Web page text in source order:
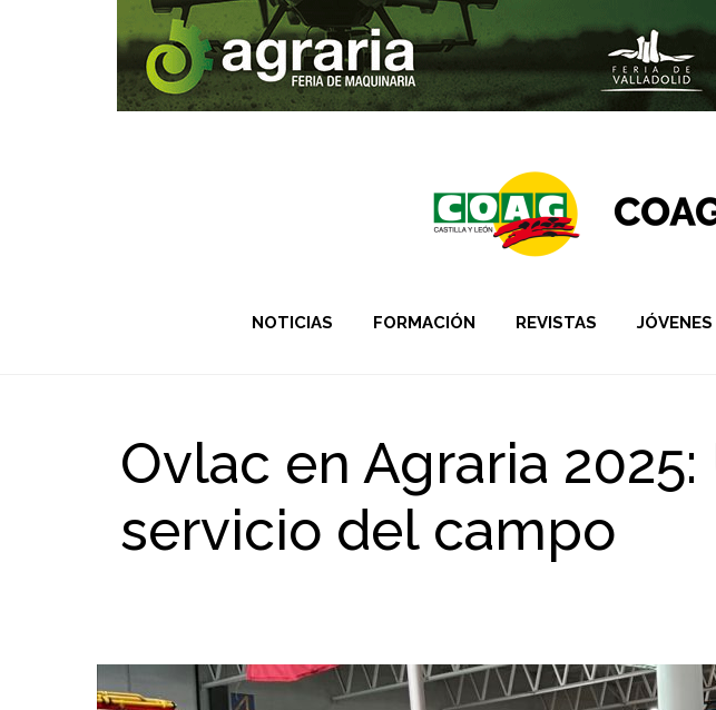
NOTICIAS FORMACIÓN REVISTAS JÓVENES
Ovlac en Agraria
servicio del campo